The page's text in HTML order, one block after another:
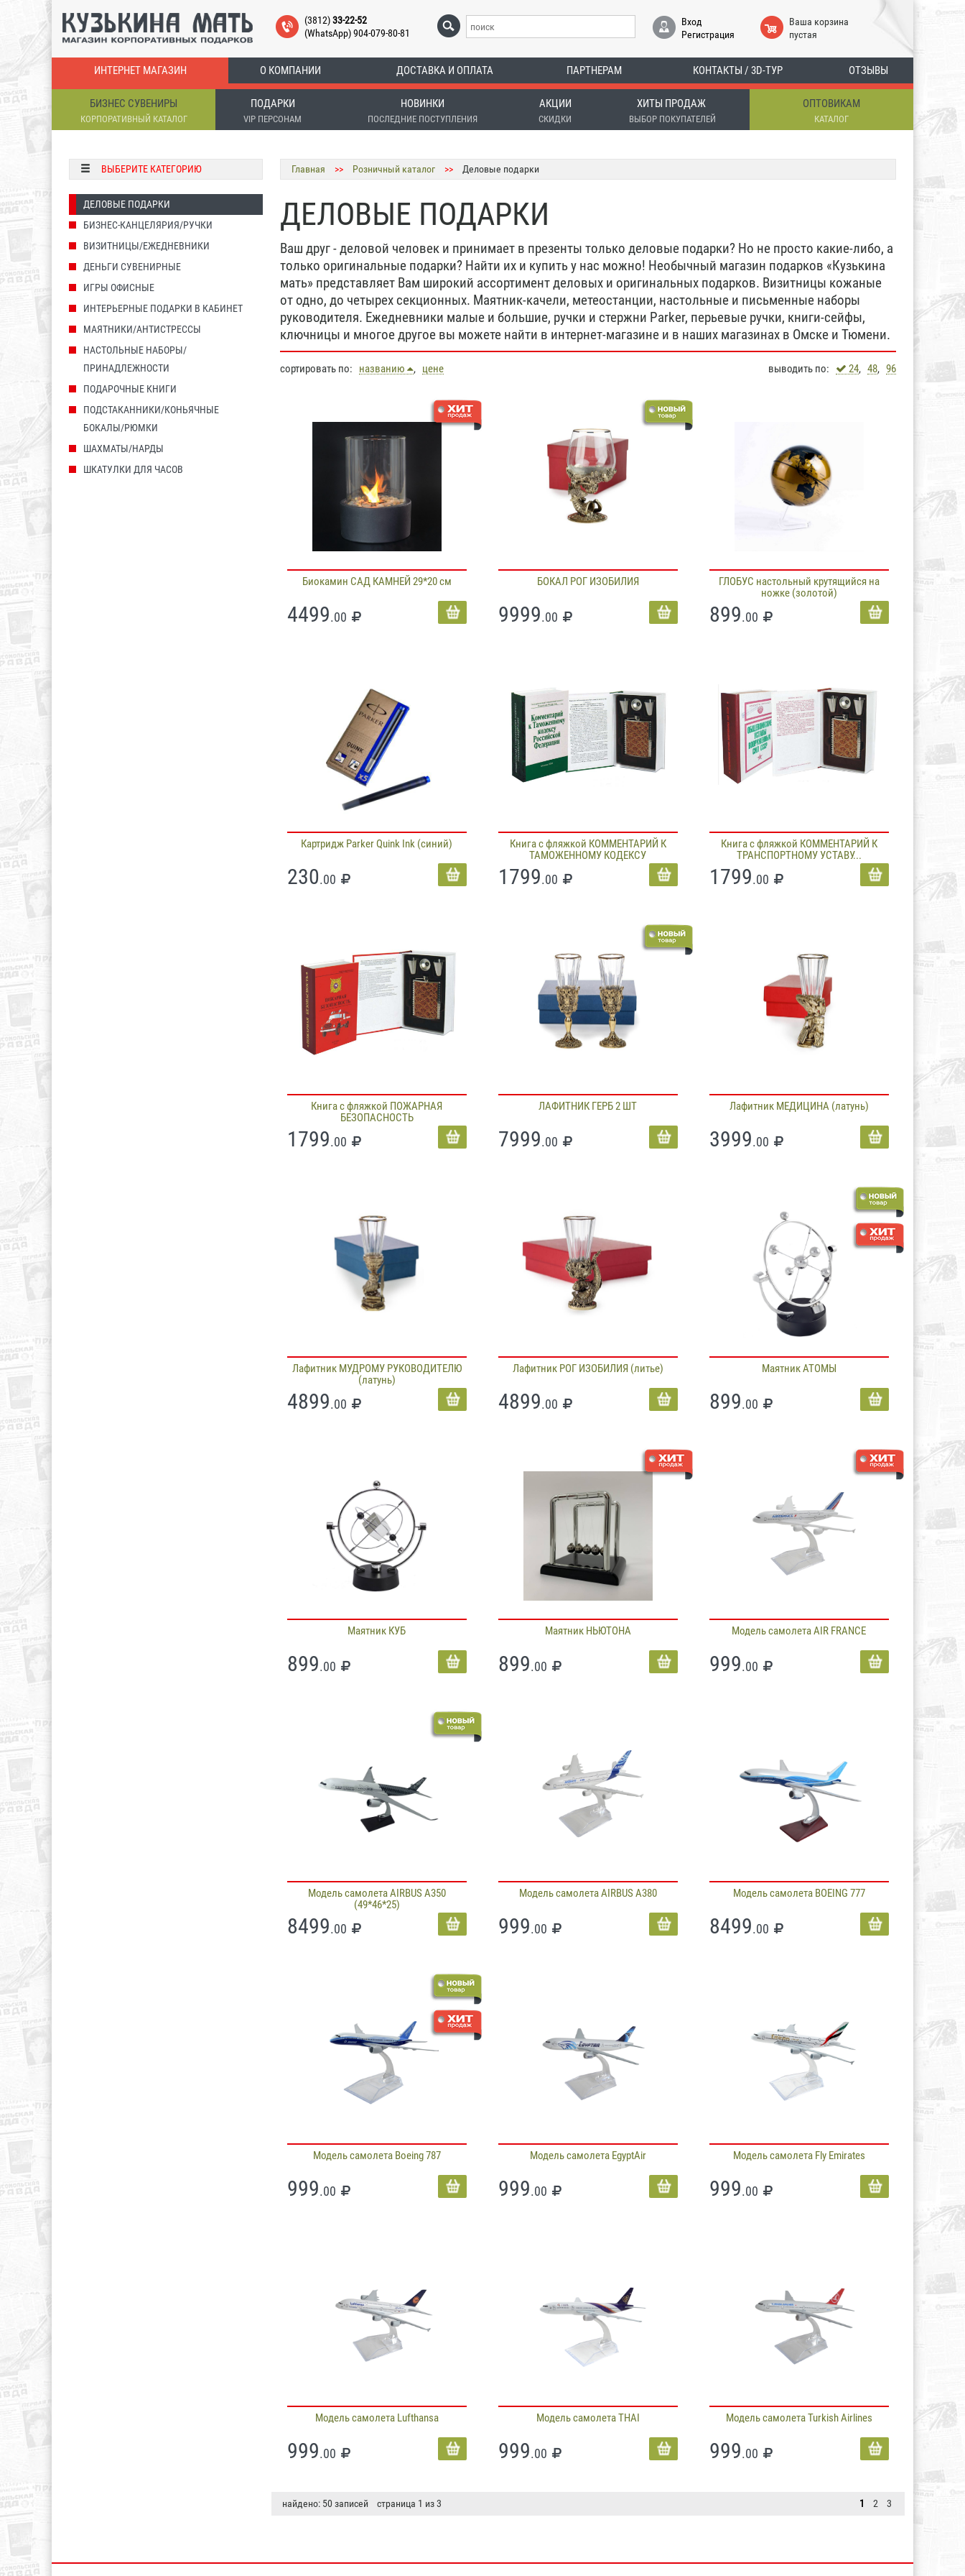
(3812)33-22-52
(WhatsApp) 904-079-80-81
Вход
Регистрация
Ваша корзина
пустая
ИНТЕРНЕТ МАГАЗИН О КОМПАНИИ ДОСТАВКА И ОПЛАТА ПАРТНЕРАМ КОНТАКТЫ / 3D-ТУР ОТЗЫВЫ
БИЗНЕС СУВЕНИРЫ
КОРПОРАТИВНЫЙ КАТАЛОГ
ПОДАРКИ
VIP ПЕРСОНАМ
НОВИНКИ
ПОСЛЕДНИЕ ПОСТУПЛЕНИЯ
АКЦИИ
СКИДКИ
ХИТЫ ПРОДАЖ
ВЫБОР ПОКУПАТЕЛЕЙ
ОПТОВИКАМ
КАТАЛОГ
ВЫБЕРИТЕ КАТЕГОРИЮ
ДЕЛОВЫЕ ПОДАРКИ
БИЗНЕС-КАНЦЕЛЯРИЯ/РУЧКИ
ВИЗИТНИЦЫ/ЕЖЕДНЕВНИКИ
ДЕНЬГИ СУВЕНИРНЫЕ
ИГРЫ ОФИСНЫЕ
ИНТЕРЬЕРНЫЕ ПОДАРКИ В КАБИНЕТ
МАЯТНИКИ/АНТИСТРЕССЫ
НАСТОЛЬНЫЕ НАБОРЫ/
ПРИНАДЛЕЖНОСТИ
ПОДАРОЧНЫЕ КНИГИ
ПОДСТАКАННИКИ/КОНЬЯЧНЫЕ
БОКАЛЫ/РЮМКИ
ШАХМАТЫ/НАРДЫ
ШКАТУЛКИ ДЛЯ ЧАСОВ
Главная >> Розничный каталог >> Деловые подарки
ДЕЛОВЫЕ ПОДАРКИ
Ваш друг - деловой человек и принимает в презенты только деловые подарки? Но не просто какие-либо, а
только оригинальные подарки? Найти их и купить у нас можно! Необычный магазин подарков «Кузькина
мать» представляет Вам широкий ассортимент деловых и оригинальных подарков. Визитницы кожаные
от одно, до четырех секционных. Маятник-качели, метеостанции, настольные и письменные наборы
руководителя. Ежедневники малые и большие, ручки и стержни Parker, перьевые ручки, книги-сейфы,
ключницы и многое другое вы можете найти в интернет-магазине и в наших магазинах в Омске и Тюмени.
сортировать по: названию , цене выводить по: 24, 48, 96
Биокамин САД КАМНЕЙ 29*20 см
4499.00
БОКАЛ РОГ ИЗОБИЛИЯ
9999.00
ГЛОБУС настольный крутящийся на
ножке (золотой)
899.00
Картридж Parker Quink Ink (синий)
230.00
Книга с фляжкой КОММЕНТАРИЙ К
ТАМОЖЕННОМУ КОДЕКСУ
1799.00
Книга с фляжкой КОММЕНТАРИЙ К
ТРАНСПОРТНОМУ УСТАВУ...
1799.00
Книга с фляжкой ПОЖАРНАЯ
БЕЗОПАСНОСТЬ
1799.00
ЛАФИТНИК ГЕРБ 2 ШТ
7999.00
Лафитник МЕДИЦИНА (латунь)
3999.00
Лафитник МУДРОМУ РУКОВОДИТЕЛЮ
(латунь)
4899.00
Лафитник РОГ ИЗОБИЛИЯ (литье)
4899.00
Маятник АТОМЫ
899.00
Маятник КУБ
899.00
Маятник НЬЮТОНА
899.00
Модель самолета AIR FRANCE
999.00
Модель самолета AIRBUS A350
(49*46*25)
8499.00
Модель самолета AIRBUS A380
999.00
Модель самолета BOEING 777
8499.00
Модель самолета Boeing 787
999.00
Модель самолета EgyptAir
999.00
Модель самолета Fly Emirates
999.00
Модель самолета Lufthansa
999.00
Модель самолета THAI
999.00
Модель самолета Turkish Airlines
999.00
найдено: 50 записей страница 1 из 3 1 2 3